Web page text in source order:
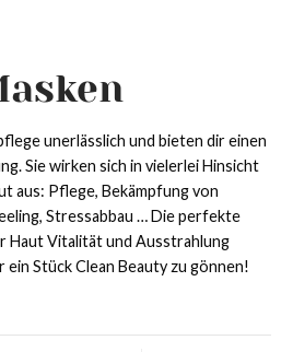
unerlässlich und bieten dir einen
Sie wirken sich in vielerlei Hinsicht
aus: Pflege, Bekämpfung von
Stressabbau … Die perfekte
Haut Vitalität und Ausstrahlung
ein Stück Clean Beauty zu gönnen!